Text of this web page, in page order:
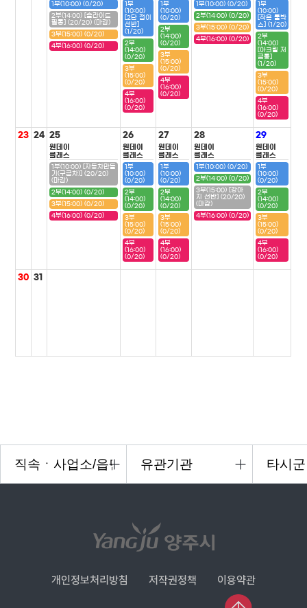
1부(10:00) (0/20)
2부(14:00) [슬라이드
필통] (20/20) (마감)
3부(15:00) (0/20)
4부(16:00) (0/20)
1부
(10:00)
[2단 접이
선반]
(1/20)
2부
(14:00)
(0/20)
3부
(15:00)
(0/20)
4부
(16:00)
(0/20)
1부
(10:00)
(0/20)
2부
(14:00)
(0/20)
3부
(15:00)
(0/20)
4부
(16:00)
(0/20)
1부(10:00) (0/20)
2부(14:00) (0/20)
3부(15:00) (0/20)
4부(16:00) (0/20)
1부
(10:00)
[작은 툴박
스] (1/20)
2부
(14:00)
[아크릴 저
금통]
(1/20)
3부
(15:00)
(0/20)
4부
(16:00)
(0/20)
23 24 25
원데이
클래스
1부(10:00) [자동차만들
기(구급차)] (20/20)
(마감)
2부(14:00) (0/20)
3부(15:00) (0/20)
4부(16:00) (0/20)
26
원데이
클래스
1부
(10:00)
(0/20)
2부
(14:00)
(0/20)
3부
(15:00)
(0/20)
4부
(16:00)
(0/20)
27
원데이
클래스
1부
(10:00)
(0/20)
2부
(14:00)
(0/20)
3부
(15:00)
(0/20)
4부
(16:00)
(0/20)
28
원데이
클래스
1부(10:00) (0/20)
2부(14:00) (0/20)
3부(15:00) [강아
지 선반] (20/20)
(마감)
4부(16:00) (0/20)
29
원데이
클래스
1부
(10:00)
(0/20)
2부
(14:00)
(0/20)
3부
(15:00)
(0/20)
4부
(16:00)
(0/20)
30 31
개인정보처리방침 저작권정책 이용약관